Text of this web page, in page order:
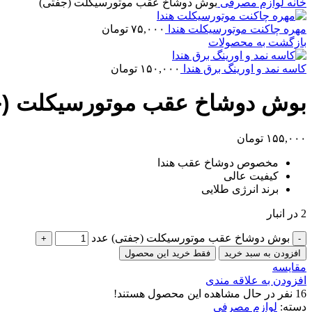
خانه لوازم مصرفی بوش دوشاخ عقب موتورسیکلت (جفتی)
مهره چاکنت موتورسیکلت هندا ۷۵,۰۰۰ تومان
بازگشت به محصولات
کاسه نمد و اورینگ برق هندا ۱۵۰,۰۰۰ تومان
بوش دوشاخ عقب موتورسیکلت
۱۵۵,۰۰۰ تومان
مخصوص دوشاخ عقب هندا
کیفیت عالی
برند انرژی طلایی
2 در انبار
بوش دوشاخ عقب موتورسیکلت (جفتی) عدد
افزودن به سبد خرید فقط خرید این محصول
مقایسه
افزودن به علاقه مندی
16 نفر در حال مشاهده این محصول هستند!
دسته: لوازم مصرفی